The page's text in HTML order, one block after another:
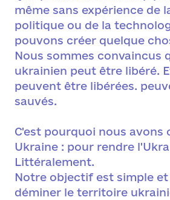
même sans expérience de
politique ou de la
pouvons créer quelque
Nous sommes convaincus
ukrainien peut être libéré.
peuvent être libérées.
sauvés.
C'est pourquoi nous avons
Ukraine : pour rendre
Littéralement.
Notre objectif est simple
déminer le territoire